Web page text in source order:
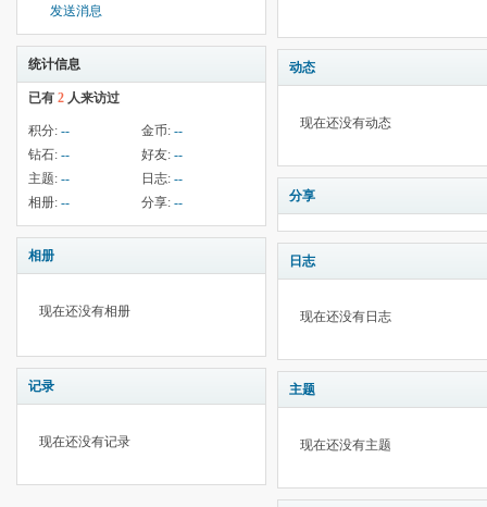
发送消息
统计信息
已有 2 人来访过
积分: -- 金币: --
钻石: -- 好友: --
主题: -- 日志: --
相册: -- 分享: --
相册
现在还没有相册
记录
现在还没有记录
动态
现在还没有动态
分享
日志
现在还没有日志
主题
现在还没有主题